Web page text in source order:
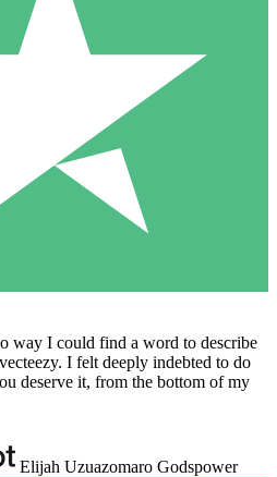
way I could find a word to describe
I felt deeply indebted to do
deserve it, from the bottom of my
Elijah Uzuazomaro Godspower